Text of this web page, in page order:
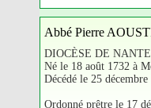
Abbé Pierre
DIOCÈSE DE
Né le 18 août 1732 à
Décédé le 25
Ordonné prêtre le 17